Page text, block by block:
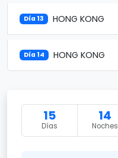
Día 13 HONG KONG
Día 14 HONG KONG
15
Días
14
Noches